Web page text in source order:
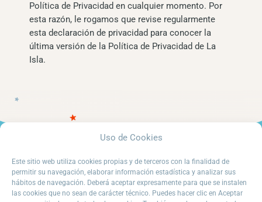
Uso de Cookies
Este sitio web utiliza cookies propias y de terceros con la finalidad de
permitir su navegación, elaborar información estadística y analizar sus
hábitos de navegación. Deberá aceptar expresamente para que se instalen
las cookies que no sean de carácter técnico. Puedes hacer clic en Aceptar
Política de Privacidad en cualquier momento. Por
esta razón, le rogamos que revise regularmente
esta declaración de privacidad para conocer la
última versión de la Política de Privacidad de La
Isla.